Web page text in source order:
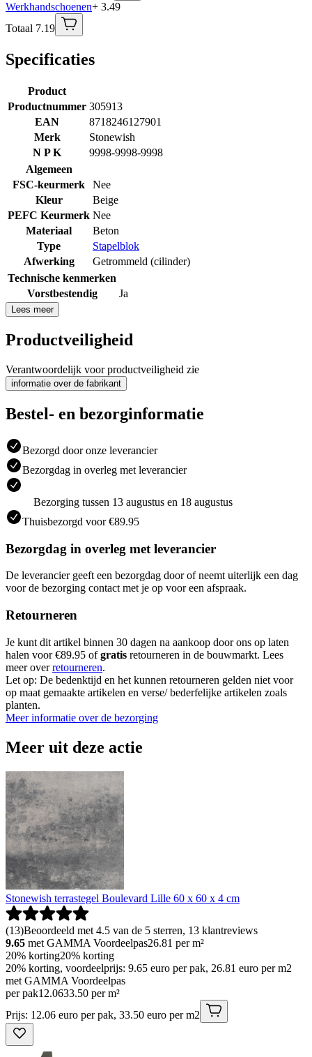
Werkhandschoenen+ 3.49
Totaal 7.19
Specificaties
Product
Productnummer 305913
EAN
8718246127901
Merk
Stonewish
N P K
9998-9998-9998
Algemeen
FSC-keurmerk
Nee
Kleur
Beige
PEFC Keurmerk Nee
Materiaal
Beton
Type
Stapelblok
Afwerking
Getrommeld (cilinder)
Technische kenmerken
Vorstbestendig
Ja
Lees meer
Productveiligheid
Verantwoordelijk voor productveiligheid zie
informatie over de fabrikant
Bestel- en bezorginformatie
Bezorgd door onze leverancier
Bezorgdag in overleg met leverancier
Bezorging tussen 13 augustus en 18 augustus
Thuisbezorgd voor €89.95
Bezorgdag in overleg met leverancier
De leverancier geeft een bezorgdag door of neemt uiterlijk een dag
voor de bezorging contact met je op voor een afspraak.
Retourneren
Je kunt dit artikel binnen 30 dagen na aankoop door ons op laten
halen voor €89.95 ofgratis retourneren in de bouwmarkt. Lees
meer overretourneren.
Let op: De bedenktijd en het kunnen retourneren gelden niet voor
op maat gemaakte artikelen en verse/ bederfelijke artikelen zoals
planten.
Meer informatie over de bezorging
Meer uit deze actie
Stonewish terrastegel Boulevard Lille 60 x 60 x 4 cm
(13)Beoordeeld met 4.5 van de 5 sterren, 13 klantreviews
9.65 met GAMMA Voordeelpas26.81 per m²
20% korting20% korting
20% korting, voordeelprijs: 9.65 euro per pak, 26.81 euro per m2
met GAMMA Voordeelpas
per pak12.0633.50 per m²
Prijs: 12.06 euro per pak, 33.50 euro per m2